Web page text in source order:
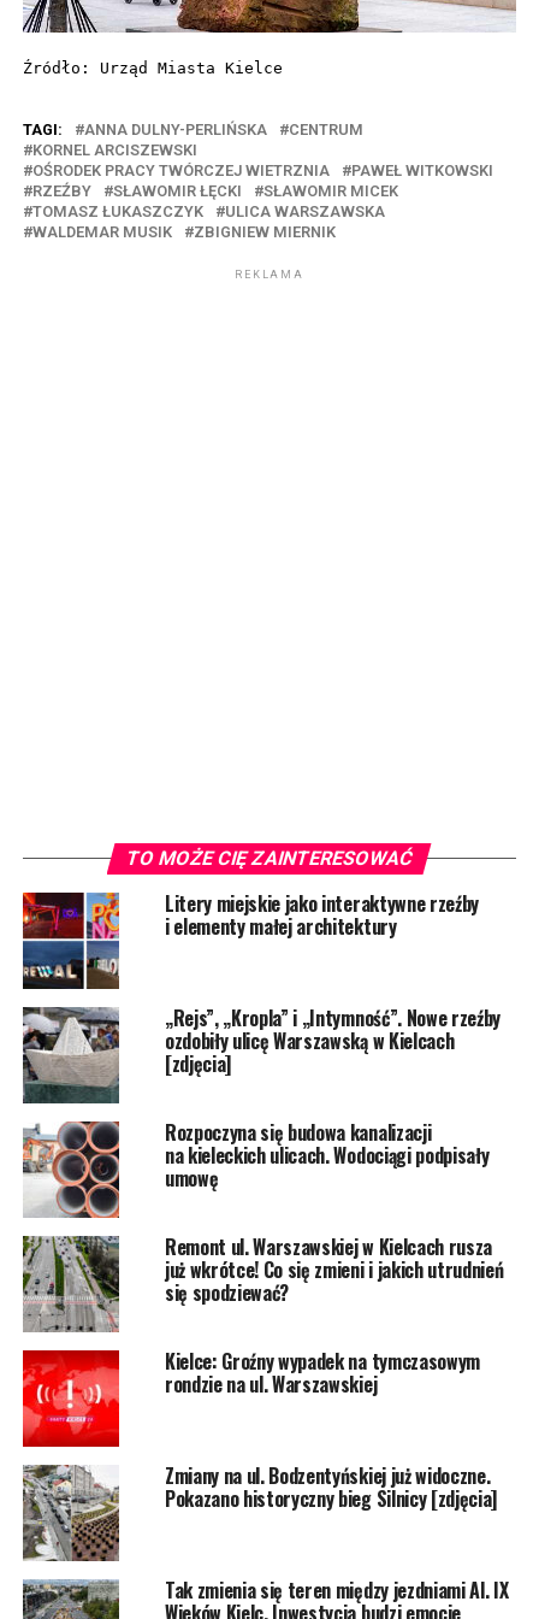
Źródło: Urząd Miasta Kielce
TAGI: ANNA DULNY-PERLIŃSKA
CENTRUM
KORNEL ARCISZEWSKI
OŚRODEK PRACY TWÓRCZEJ WIETRZNIA
PAWEŁ WITKOWSKI
RZEŹBY
SŁAWOMIR ŁĘCKI
SŁAWOMIR MICEK
TOMASZ ŁUKASZCZYK
ULICA WARSZAWSKA
WALDEMAR MUSIK
ZBIGNIEW MIERNIK
REKLAMA
TO MOŻE CIĘ ZAINTERESOWAĆ
Litery miejskie jako interaktywne rzeźby
i elementy małej architektury
„Rejs”, „Kropla” i „Intymność”. Nowe rzeźby
ozdobiły ulicę Warszawską w Kielcach
[zdjęcia]
Rozpoczyna się budowa kanalizacji
na kieleckich ulicach. Wodociągi podpisały
umowę
Remont ul. Warszawskiej w Kielcach rusza
już wkrótce! Co się zmieni i jakich utrudnień
się spodziewać?
Kielce: Groźny wypadek na tymczasowym
rondzie na ul. Warszawskiej
Zmiany na ul. Bodzentyńskiej już widoczne.
Pokazano historyczny bieg Silnicy [zdjęcia]
Tak zmienia się teren między jezdniami Al. IX
Wieków Kielc. Inwestycja budzi emocje